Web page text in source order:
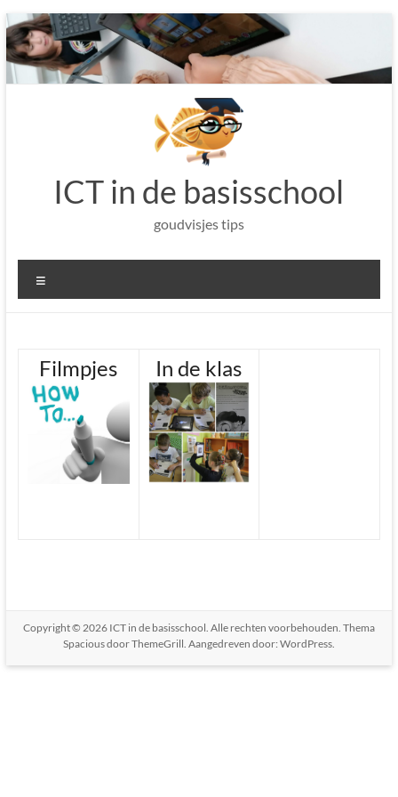
Ga
naar
de
inhoud
ICT in de basisschool
goudvisjes tips
Filmpjes In de klas
Copyright © 2026 ICT in de basisschool. Alle rechten voorbehouden. Thema
Spaciousdoor ThemeGrill. Aangedreven door: WordPress.